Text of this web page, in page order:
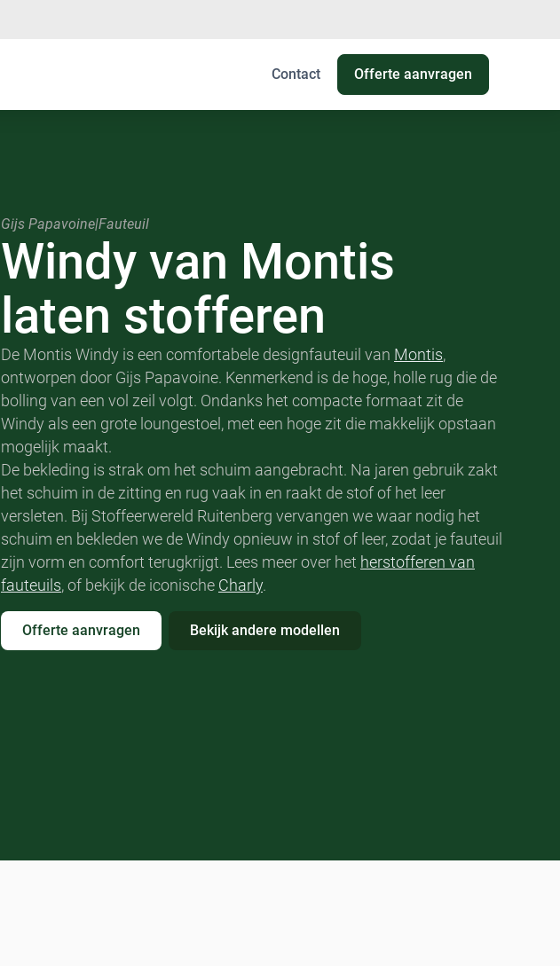
Contact Offerte aanvragen
Gijs Papavoine|Fauteuil
Windy van Montis
laten stofferen
De Montis Windy is een comfortabele designfauteuil van Montis,
ontworpen door Gijs Papavoine. Kenmerkend is de hoge, holle rug die de
bolling van een vol zeil volgt. Ondanks het compacte formaat zit de
Windy als een grote loungestoel, met een hoge zit die makkelijk opstaan
mogelijk maakt.
De bekleding is strak om het schuim aangebracht. Na jaren gebruik zakt
het schuim in de zitting en rug vaak in en raakt de stof of het leer
versleten. Bij Stoffeerwereld Ruitenberg vervangen we waar nodig het
schuim en bekleden we de Windy opnieuw in stof of leer, zodat je fauteuil
zijn vorm en comfort terugkrijgt. Lees meer over het herstofferen van
fauteuils, of bekijk de iconische Charly.
Offerte aanvragen Bekijk andere modellen